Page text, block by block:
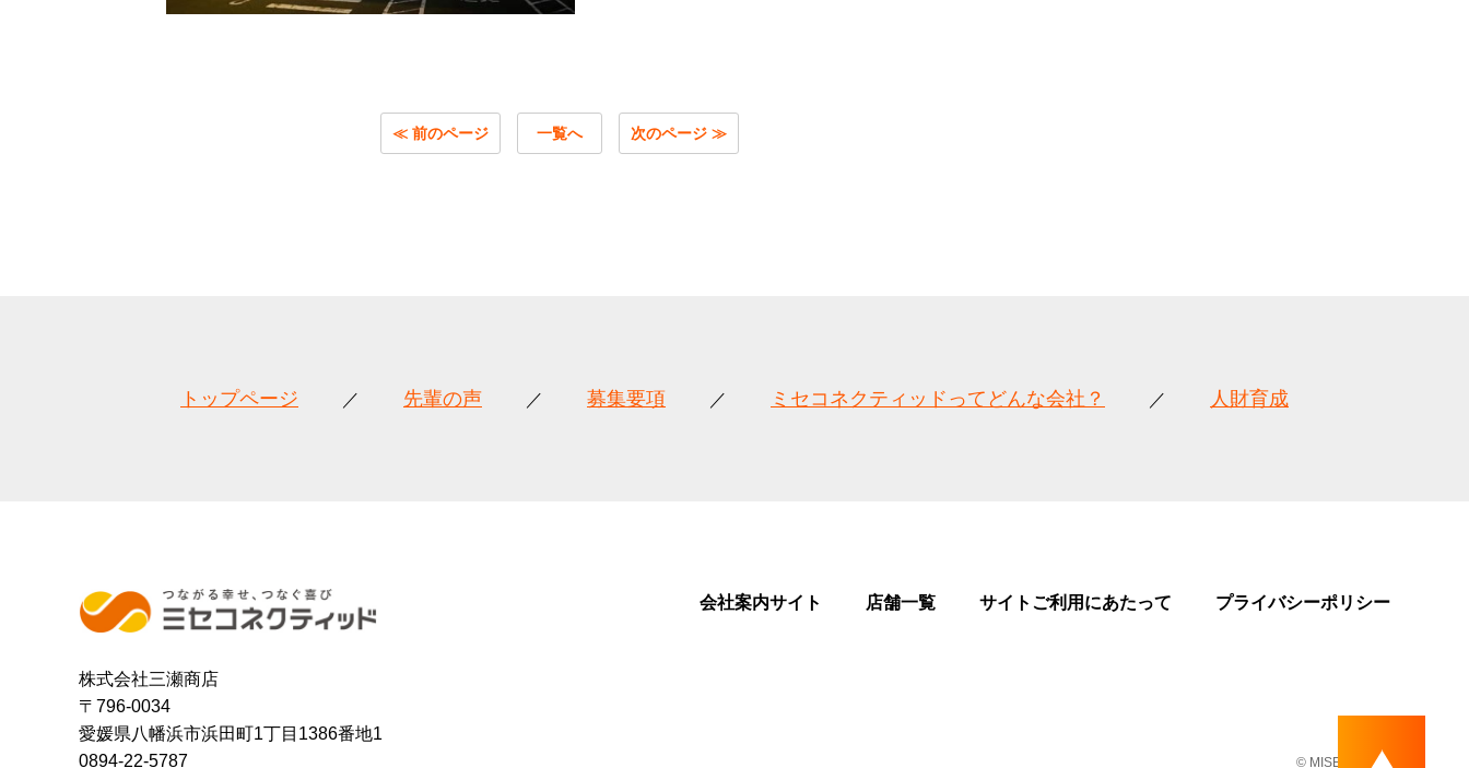
≪ 前のページ 一覧へ 次のページ ≫
トップページ 先輩の声 募集要項 ミセコネクティッドってどんな会社？ 人財育成
株式会社三瀬商店
〒796-0034
愛媛県八幡浜市浜田町1丁目1386番地1
0894-22-5787
会社案内サイト 店舗一覧 サイトご利用にあたって プライバシーポリシー
© MISE Co,.Ltd.